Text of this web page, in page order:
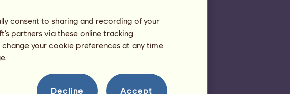
1000.00
1000.00
consent to sharing and recording of your
partners via these online tracking
your cookie preferences at any time
Decline Accept